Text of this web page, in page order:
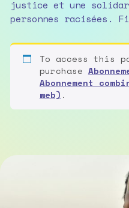
justice et une
personnes racisées.
To access this
purchase
Abonnement
web) .